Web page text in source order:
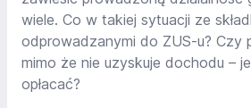
wiele. Co w takiej sytuacji ze
odprowadzanymi do ZUS-u? Czy
mimo że nie uzyskuje dochodu –
opłacać?